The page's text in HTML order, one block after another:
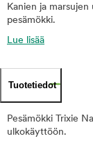
Kanien ja
pesämökki.
Lue lisää
Tuotetiedot
Pesämökki Trixie
ulkokäyttöön.